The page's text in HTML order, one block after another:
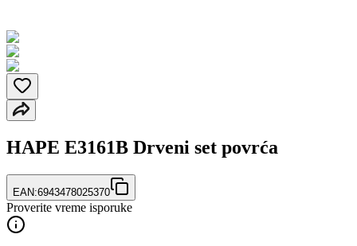
HAPE E3161B Drveni set povrća
EAN:6943478025370
Proverite vreme isporuke